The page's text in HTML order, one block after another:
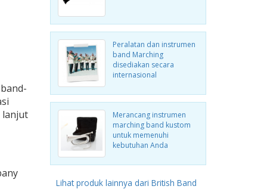
lanjut
Peralatan dan instrumen
band Marching
disediakan secara
internasional
Merancang instrumen
marching band kustom
untuk memenuhi
kebutuhan Anda
Lihat produk lainnya dari British Band